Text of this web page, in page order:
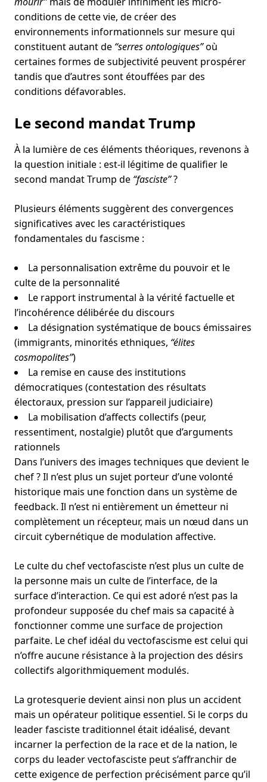
conditions de cette vie, de créer des
environnements informationnels sur mesure qui
constituent autant de “serres ontologiques”où
certaines formes de subjectivité peuvent prospérer
tandis que d’autres sont étouffées par des
conditions défavorables.
Le second mandat Trump
À la lumière de ces éléments théoriques, revenons à
la question initiale : est-il légitime de qualifier le
second mandat Trump de “fasciste”?
Plusieurs éléments suggèrent des convergences
significatives avec les caractéristiques
fondamentales du fascisme :
La personnalisation extrême du pouvoir et le
culte de la personnalité
Le rapport instrumental à la vérité factuelle et
l’incohérence délibérée du discours
La désignation systématique de boucs émissaires
(immigrants, minorités ethniques, “élites
cosmopolites”)
La remise en cause des institutions
démocratiques (contestation des résultats
électoraux, pression sur l’appareil judiciaire)
La mobilisation d’affects collectifs (peur,
ressentiment, nostalgie) plutôt que d’arguments
rationnels
Dans l’univers des images techniques que devient le
chef ? Il n’est plus un sujet porteur d’une volonté
historique mais une fonction dans un système de
feedback. Il n’est ni entièrement un émetteur ni
complètement un récepteur, mais un nœud dans un
circuit cybernétique de modulation affective.
Le culte du chef vectofasciste n’est plus un culte de
la personne mais un culte de l’interface, de la
surface d’interaction. Ce qui est adoré n’est pas la
profondeur supposée du chef mais sa capacité à
fonctionner comme une surface de projection
parfaite. Le chef idéal du vectofascisme est celui qui
n’offre aucune résistance à la projection des désirs
collectifs algorithmiquement modulés.
La grotesquerie devient ainsi non plus un accident
mais un opérateur politique essentiel. Si le corps du
leader fasciste traditionnel était idéalisé, devant
incarner la perfection de la race et de la nation, le
corps du leader vectofasciste peut s’affranchir de
cette exigence de perfection précisément parce qu’il